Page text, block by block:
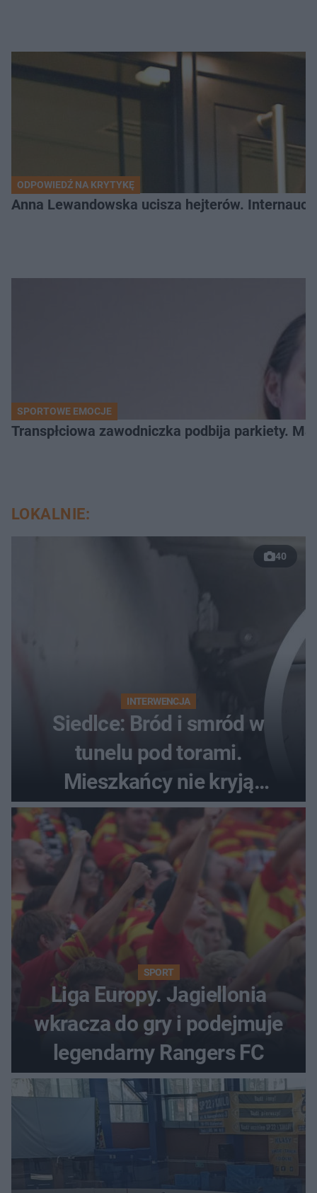
ODPOWIEDŹ NA KRYTYKĘ
Anna Lewandowska ucisza hejterów.
SPORTOWE EMOCJE
Transpłciowa zawodniczka podbija parkiety.
LOKALNIE:
40
INTERWENCJA
Siedlce: Bród i smród w
tunelu pod torami.
Mieszkańcy nie kryją
oburzenia!
SPORT
Liga Europy. Jagiellonia
wkracza do gry i podejmuje
legendarny Rangers FC